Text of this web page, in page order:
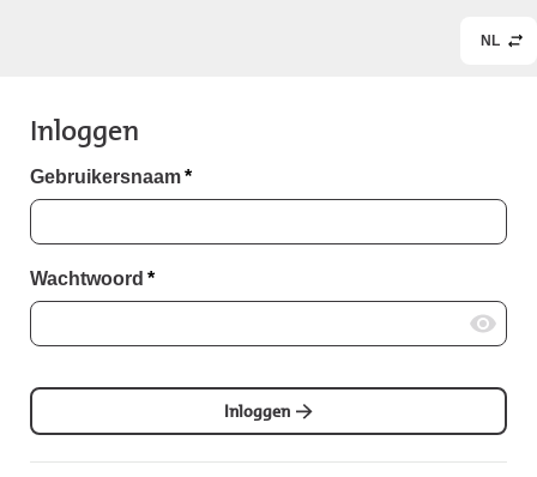
NL
Inloggen
Gebruikersnaam*
Wachtwoord *
Inloggen